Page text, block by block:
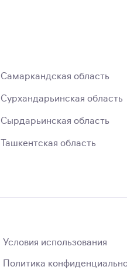
Самаркандская область
Сурхандарьинская область
Сырдарьинская область
Ташкентская область
Условия использования
Политика